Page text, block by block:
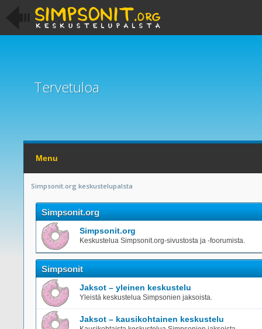
Tervetuloa
Menu
Simpsonit.org keskustelupalsta
Simpsonit.org
Simpsonit.org
Keskustelua Simpsonit.org-sivustosta ja -foorumista.
Simpsonit
Jaksot – yleinen keskustelu
Yleistä keskustelua Simpsonien jaksoista.
Jaksot – kausikohtainen keskustelu